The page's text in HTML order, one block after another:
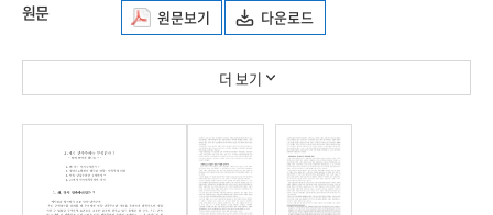
원문
원문보기 다운로드
더 보기